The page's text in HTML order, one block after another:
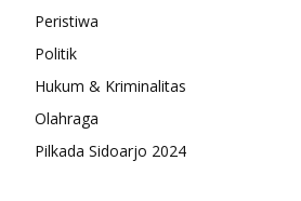
Peristiwa
Politik
Hukum & Kriminalitas
Olahraga
Pilkada Sidoarjo 2024